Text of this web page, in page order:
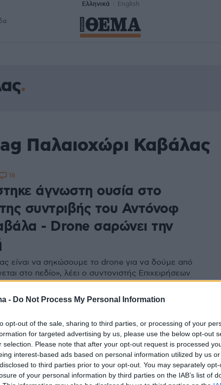
- Do Not Process My Personal Information
opt-out of the sale, sharing to third parties, or processing of your
for targeted advertising by us, please use the below opt-out
selection. Please note that after your opt-out request is processed
interest-based ads based on personal information utilized by us
to third parties prior to your opt-out. You may separately
of your personal information by third parties on the IAB’s list of
Ελληνικά English
Παλαιοχώρι Καβάλας
άγνωστη ουσία στο
συντριβής του Αντόνοφ
- Drone σαρώνει την
είναι να σηκώσουμε το drone για να δούμε από
στο πεδίο», λέει ο συντονιστής Επιχειρήσεων
Σώματος για την περιοχή - Με απόλυτη
οι έρευνες από τις ειδικές ομάδες των
- «Ο Θεός μας φύλαξε για να μην πέσει μέσα
18
οι έρευνες στο σημείο
του Antonov - Πιθανή η
1